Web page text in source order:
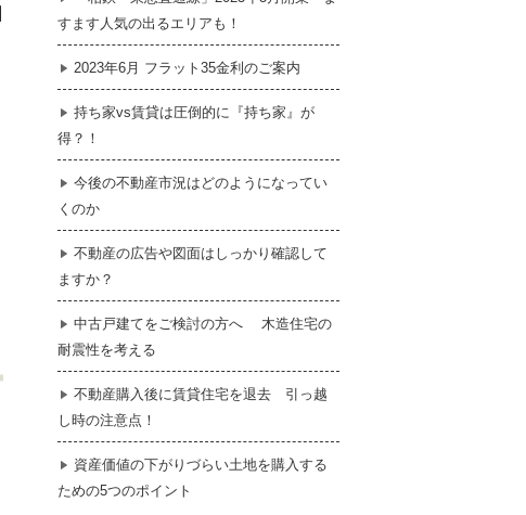
売買契約のご締結
すます人気の出るエリアも！
2023年6月 フラット35金利のご案内
持ち家vs賃貸は圧倒的に『持ち家』が
得？！
今後の不動産市況はどのようになってい
くのか
不動産の広告や図面はしっかり確認して
ますか？
中古戸建てをご検討の方へ 木造住宅の
耐震性を考える
不動産購入後に賃貸住宅を退去 引っ越
し時の注意点！
資産価値の下がりづらい土地を購入する
ための5つのポイント